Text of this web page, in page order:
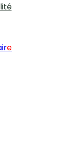
e